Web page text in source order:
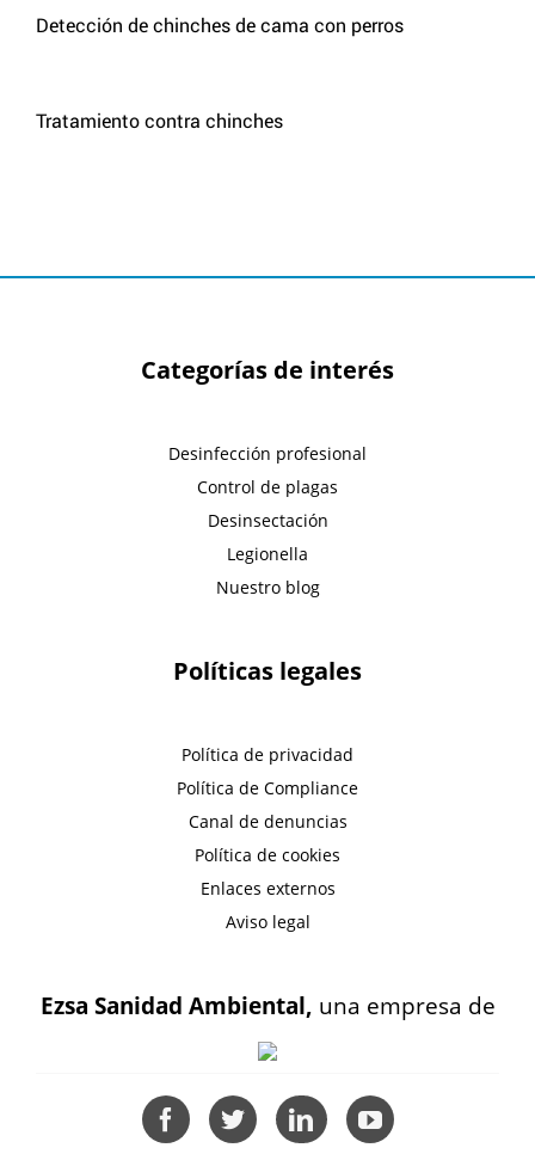
Detección de chinches de cama con perros
Tratamiento contra chinches
Categorías de interés
Desinfección profesional
Control de plagas
Desinsectación
Legionella
Nuestro blog
Políticas legales
Política de privacidad
Política de Compliance
Canal de denuncias
Política de cookies
Enlaces externos
Aviso legal
Ezsa Sanidad Ambiental, una empresa de